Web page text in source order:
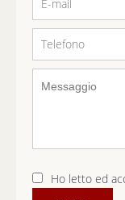
Ho letto ed